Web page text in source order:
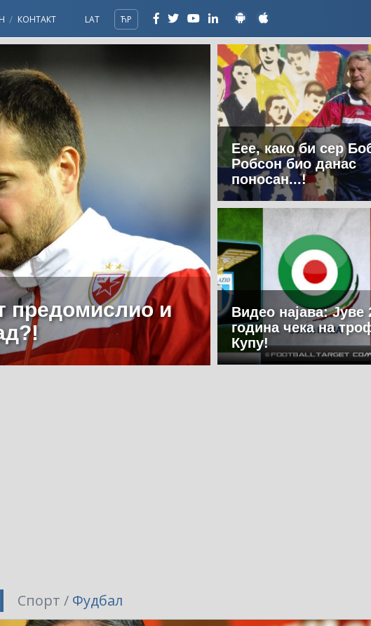
КОНТАКТ LAT ЋР
предомислио и
Еее, како би сер
Робсон био данас
поносан...!
Видео најава: Јуве
година чека на
Купу!
Спорт / Фудбал